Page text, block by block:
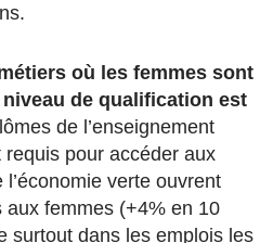
où les femmes sont
de qualification est
de l’enseignement
pour accéder aux
verte ouvrent
femmes (+4% en 10
surtout dans les emplois les